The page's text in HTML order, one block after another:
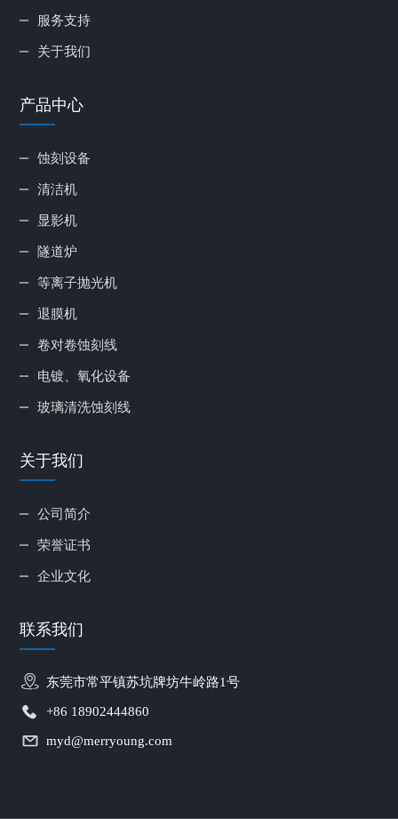
服务支持
关于我们
产品中心
蚀刻设备
清洁机
显影机
隧道炉
等离子抛光机
退膜机
卷对卷蚀刻线
电镀、氧化设备
玻璃清洗蚀刻线
关于我们
公司简介
荣誉证书
企业文化
联系我们
东莞市常平镇苏坑牌坊牛岭路1号
+86 18902444860
myd@merryoung.com